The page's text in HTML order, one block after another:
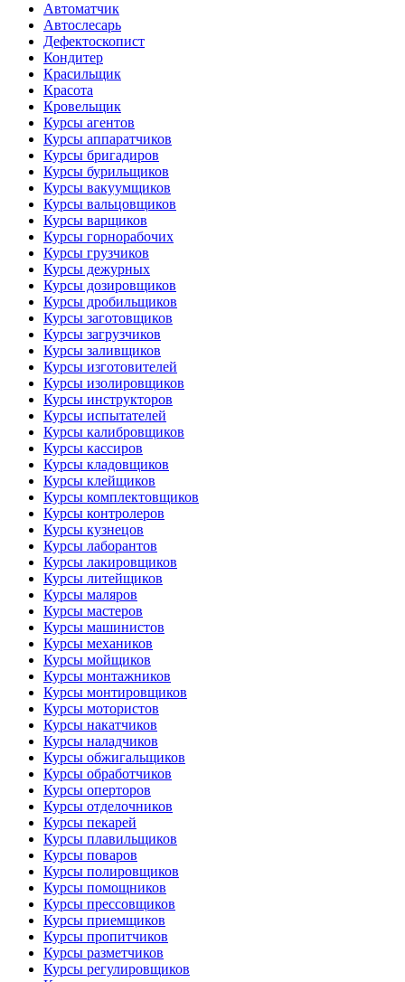
Автоматчик
Автослесарь
Дефектоскопист
Кондитер
Красильщик
Красота
Кровельщик
Курсы агентов
Курсы аппаратчиков
Курсы бригадиров
Курсы бурильщиков
Курсы вакуумщиков
Курсы вальцовщиков
Курсы варщиков
Курсы горнорабочих
Курсы грузчиков
Курсы дежурных
Курсы дозировщиков
Курсы дробильщиков
Курсы заготовщиков
Курсы загрузчиков
Курсы заливщиков
Курсы изготовителей
Курсы изолировщиков
Курсы инструкторов
Курсы испытателей
Курсы калибровщиков
Курсы кассиров
Курсы кладовщиков
Курсы клейщиков
Курсы комплектовщиков
Курсы контролеров
Курсы кузнецов
Курсы лаборантов
Курсы лакировщиков
Курсы литейщиков
Курсы маляров
Курсы мастеров
Курсы машинистов
Курсы механиков
Курсы мойщиков
Курсы монтажников
Курсы монтировщиков
Курсы мотористов
Курсы накатчиков
Курсы наладчиков
Курсы обжигальщиков
Курсы обработчиков
Курсы оперторов
Курсы отделочников
Курсы пекарей
Курсы плавильщиков
Курсы поваров
Курсы полировщиков
Курсы помощников
Курсы прессовщиков
Курсы приемщиков
Курсы пропитчиков
Курсы разметчиков
Курсы регулировщиков